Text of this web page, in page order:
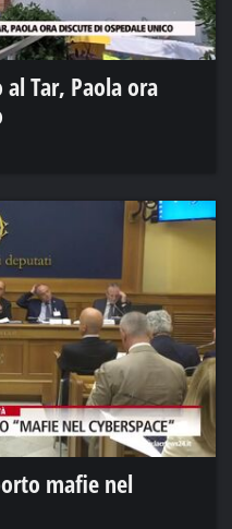
Tar, Paola ora
mafie nel